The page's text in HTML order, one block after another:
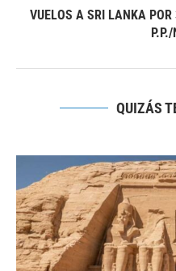
VUELOS A SRI LANKA
QUIZÁS